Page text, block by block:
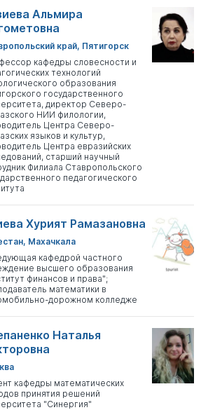
Альмира
край, Пятигорск
кафедры словесности и
технологий
образования
государственного
директор Северо-
НИИ филологии,
Центра Северо-
языков и культур,
Центра евразийских
старший научный
Филиала Ставропольского
педагогического
Хурият Рамазановна
Махачкала
кафедрой частного
высшего образования
финансов и права";
математики в
дорожном колледже
Наталья
кафедры математических
принятия решений
"Синергия"